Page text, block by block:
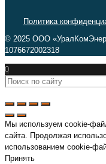
Политика
© 2025 ООО
1076672002318
0
Мы используем cookie-
сайта. Продолжая
использованием cookie-
Принять